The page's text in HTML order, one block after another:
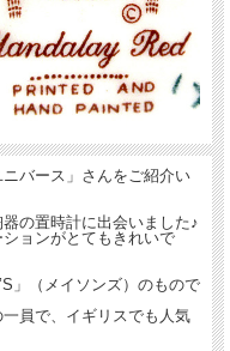
バース」さんをご紹介い
の置時計に出会いました♪
ョンがとてもきれいで
」（メイソンズ）のもので
員で、イギリスでも人気